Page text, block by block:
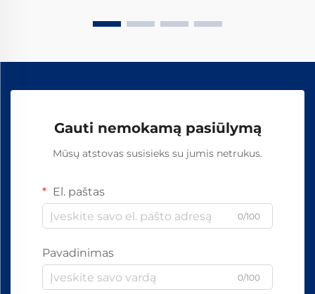
Gauti nemokamą pasiūlymą
Mūsų atstovas susisieks su jumis netrukus.
El. paštas
0/100
Pavadinimas
0/100